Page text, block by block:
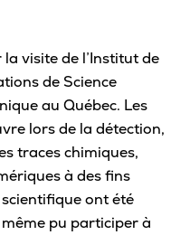
visite de l’Institut de
de Science
au Québec. Les
lors de la détection,
traces chimiques,
à des fins
ont été
pu participer à